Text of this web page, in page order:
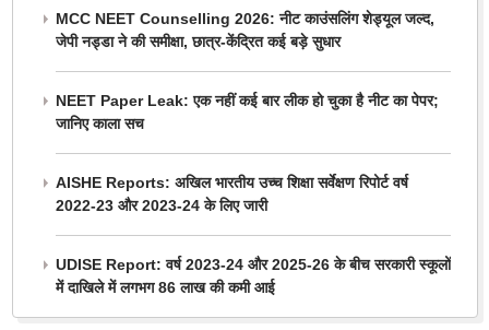
MCC NEET Counselling 2026: नीट काउंसलिंग शेड्यूल जल्द,
जेपी नड्डा ने की समीक्षा, छात्र-केंद्रित कई बड़े सुधार
NEET Paper Leak: एक नहीं कई बार लीक हो चुका है नीट का पेपर;
जानिए काला सच
AISHE Reports: अखिल भारतीय उच्च शिक्षा सर्वेक्षण रिपोर्ट वर्ष
2022-23 और 2023-24 के लिए जारी
UDISE Report: वर्ष 2023-24 और 2025-26 के बीच सरकारी स्कूलों
में दाखिले में लगभग 86 लाख की कमी आई